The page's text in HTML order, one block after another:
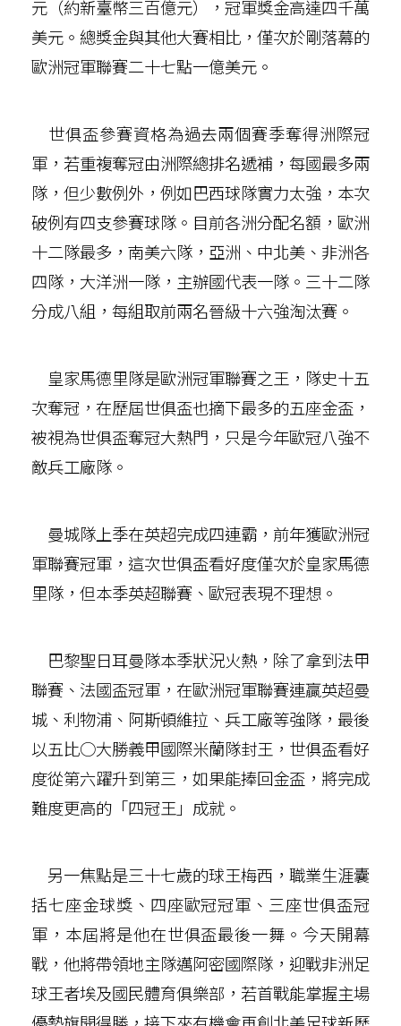
元（約新臺幣三百億元），冠軍獎金高達四千萬
美元。總獎金與其他大賽相比，僅次於剛落幕的
歐洲冠軍聯賽二十七點一億美元。
世俱盃參賽資格為過去兩個賽季奪得洲際冠
軍，若重複奪冠由洲際總排名遞補，每國最多兩
隊，但少數例外，例如巴西球隊實力太強，本次
破例有四支參賽球隊。目前各洲分配名額，歐洲
十二隊最多，南美六隊，亞洲、中北美、非洲各
四隊，大洋洲一隊，主辦國代表一隊。三十二隊
分成八組，每組取前兩名晉級十六強淘汰賽。
皇家馬德里隊是歐洲冠軍聯賽之王，隊史十五
次奪冠，在歷屆世俱盃也摘下最多的五座金盃，
被視為世俱盃奪冠大熱門，只是今年歐冠八強不
敵兵工廠隊。
曼城隊上季在英超完成四連霸，前年獲歐洲冠
軍聯賽冠軍，這次世俱盃看好度僅次於皇家馬德
里隊，但本季英超聯賽、歐冠表現不理想。
巴黎聖日耳曼隊本季狀況火熱，除了拿到法甲
聯賽、法國盃冠軍，在歐洲冠軍聯賽連贏英超曼
城、利物浦、阿斯頓維拉、兵工廠等強隊，最後
以五比○大勝義甲國際米蘭隊封王，世俱盃看好
度從第六躍升到第三，如果能捧回金盃，將完成
難度更高的「四冠王」成就。
另一焦點是三十七歲的球王梅西，職業生涯囊
括七座金球獎、四座歐冠冠軍、三座世俱盃冠
軍，本屆將是他在世俱盃最後一舞。今天開幕
戰，他將帶領地主隊邁阿密國際隊，迎戰非洲足
球王者埃及國民體育俱樂部，若首戰能掌握主場